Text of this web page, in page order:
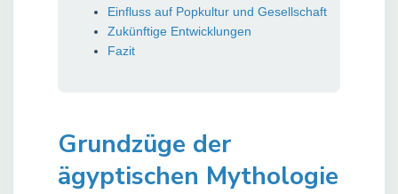
Einfluss auf Popkultur und Gesellschaft
Zukünftige Entwicklungen
Fazit
Grundzüge der
ägyptischen Mythologie